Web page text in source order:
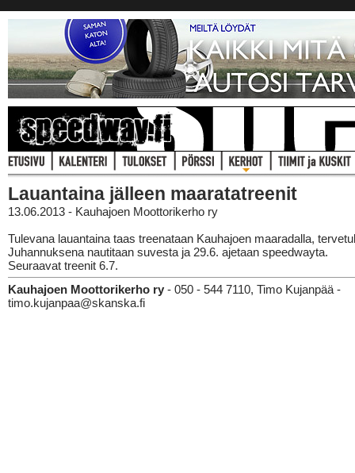
Lauantaina jälleen maaratatreenit
13.06.2013 - Kauhajoen Moottorikerho ry
Tulevana lauantaina taas treenataan Kauhajoen maaradalla,
Juhannuksena nautitaan suvesta ja 29.6. ajetaan speedwayta.
Seuraavat treenit 6.7.
Kauhajoen Moottorikerho ry - 050 - 544 7110, Timo Kujanpää -
timo.kujanpaa@skanska.fi